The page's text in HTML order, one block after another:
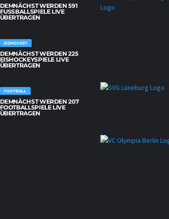
DEMNÄCHST WERDEN 591
FUSSBALLSPIELE LIVE Ü
BERTRAGEN
EISHOCKEY
DEMNÄCHST WERDEN 225
EISHOCKEYSPIELE LIVE
ÜBERTRAGEN
FOOTBALL
DEMNÄCHST WERDEN 207
FOOTBALLSPIELE LIVE
ÜBERTRAGEN